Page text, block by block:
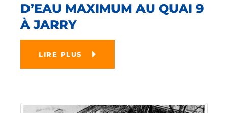
D’EAU MAXIMUM AU QUAI 9
À JARRY
LIRE PLUS